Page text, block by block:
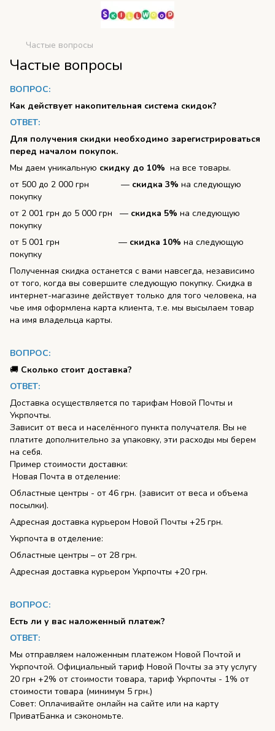
Частые вопросы
Частые вопросы
ВОПРОС:
Как действует накопительная система скидок?
ОТВЕТ:
Для получения скидки необходимо зарегистрироваться
перед началом покупок.
Мы даем уникальную скидку до 10% на все товары.
от 500 до 2 000 грн — скидка 3% на следующую
покупку
от 2 001 грн до 5 000 грн — скидка 5% на следующую
покупку
от 5 001 грн — скидка 10% на следующую
покупку
Полученная скидка останется с вами навсегда, независимо
от того, когда вы совершите следующую покупку. Скидка в
интернет-магазине действует только для того человека, на
чье имя оформлена карта клиента, т.е. мы высылаем товар
на имя владельца карты.
ВОПРОС:
🚚 Сколько стоит доставка?
ОТВЕТ:
Доставка осуществляется по тарифам Новой Почты и
Укрпочты.
Зависит от веса и населённого пункта получателя. Вы не
платите дополнительно за упаковку, эти расходы мы берем
на себя.
Пример стоимости доставки:
Новая Почта в отделение:
Областные центры - от 46 грн. (зависит от веса и объема
посылки).
Адресная доставка курьером Новой Почты +25 грн.
Укрпочта в отделение:
Областные центры – от 28 грн.
Адресная доставка курьером Укрпочты +20 грн.
ВОПРОС:
Есть ли у вас наложенный платеж?
ОТВЕТ:
Мы отправляем наложенным платежом Новой Почтой и
Укрпочтой. Официальный тариф Новой Почты за эту услугу
20 грн +2% от стоимости товара, тариф Укрпочты - 1% от
стоимости товара (минимум 5 грн.)
Совет: Оплачивайте онлайн на сайте или на карту
ПриватБанка и сэкономьте.